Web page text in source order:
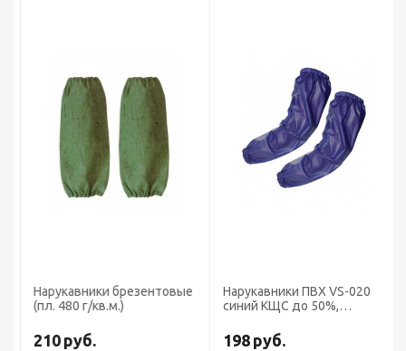
Нарукавники брезентовые
(пл. 480 г/кв.м.)
210руб.
Нарукавники ПВХ VS-020
синий КЩС до 50%,
см*22 см
198руб.